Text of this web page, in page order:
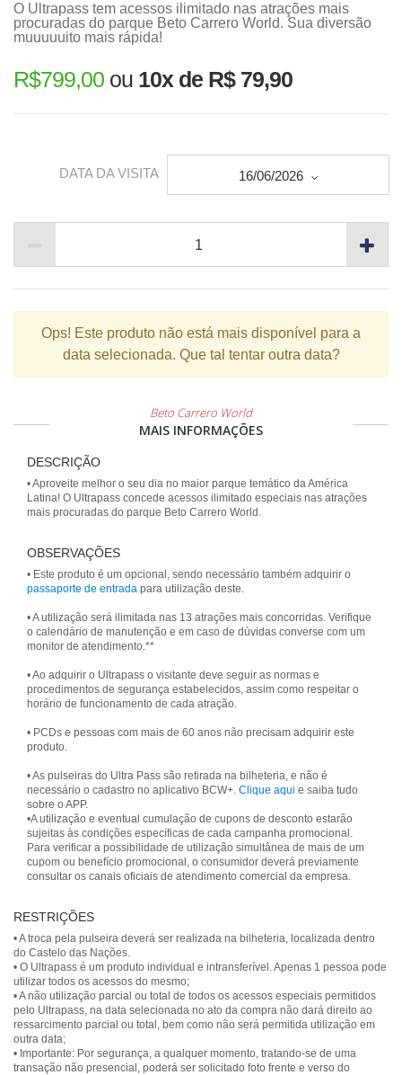
O Ultrapass tem acessos ilimitado nas atrações mais
procuradas do parque Beto Carrero World. Sua diversão
muuuuuito mais rápida!
R$799,00 ou 10x de R$ 79,90
DATA DA VISITA 16/06/2026
Ops! Este produto não está mais disponível para a
data selecionada. Que tal tentar outra data?
Beto Carrero World
MAIS INFORMAÇÕES
DESCRIÇÃO
• Aproveite melhor o seu dia no maior parque temático da América
Latina! O Ultrapass concede acessos ilimitado especiais nas atrações
mais procuradas do parque Beto Carrero World.
OBSERVAÇÕES
• Este produto é um opcional, sendo necessário também adquirir o
passaporte de entrada para utilização deste.
• A utilização será ilimitada nas 13 atrações mais concorridas. Verifique
o calendário de manutenção e em caso de dúvidas converse com um
monitor de atendimento.**
• Ao adquirir o Ultrapass o visitante deve seguir as normas e
procedimentos de segurança estabelecidos, assim como respeitar o
horário de funcionamento de cada atração.
• PCDs e pessoas com mais de 60 anos não precisam adquirir este
produto.
• As pulseiras do Ultra Pass são retirada na bilheteria, e não é
necessário o cadastro no aplicativo BCW+. Clique aqui e saiba tudo
sobre o APP.
•A utilização e eventual cumulação de cupons de desconto estarão
sujeitas às condições específicas de cada campanha promocional.
Para verificar a possibilidade de utilização simultânea de mais de um
cupom ou benefício promocional, o consumidor deverá previamente
consultar os canais oficiais de atendimento comercial da empresa.
RESTRIÇÕES
• A troca pela pulseira deverá ser realizada na bilheteria, localizada dentro
do Castelo das Nações.
• O Ultrapass é um produto individual e intransferível. Apenas 1 pessoa pode
utilizar todos os acessos do mesmo;
• A não utilização parcial ou total de todos os acessos especiais permitidos
pelo Ultrapass, na data selecionada no ato da compra não dará direito ao
ressarcimento parcial ou total, bem como não será permitida utilização em
outra data;
• Importante: Por segurança, a qualquer momento, tratando-se de uma
transação não presencial, poderá ser solicitado foto frente e verso do